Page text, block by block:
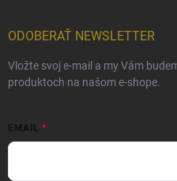
ODOBERAŤ NEWSLETTER
Vložte svoj e-mail a my Vám
produktoch na našom e-shope.
EMAIL